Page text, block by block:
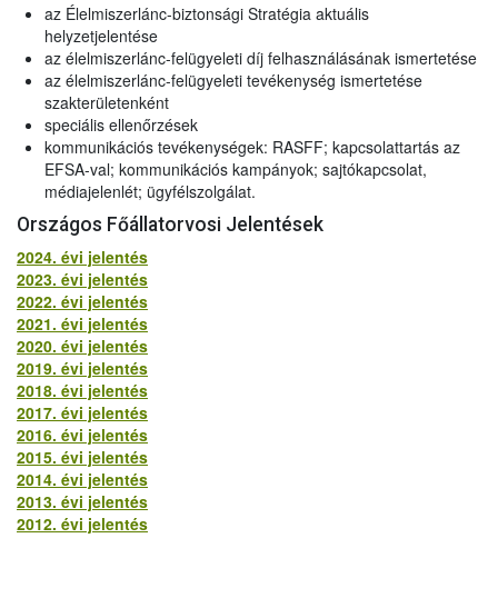
az Élelmiszerlánc-biztonsági Stratégia aktuális
helyzetjelentése
az élelmiszerlánc-felügyeleti díj felhasználásának ismertetése
az élelmiszerlánc-felügyeleti tevékenység ismertetése
szakterületenként
speciális ellenőrzések
kommunikációs tevékenységek: RASFF; kapcsolattartás az
EFSA-val; kommunikációs kampányok; sajtókapcsolat,
médiajelenlét; ügyfélszolgálat.
Országos Főállatorvosi Jelentések
2024. évi jelentés
2023. évi jelentés
2022. évi jelentés
2021. évi jelentés
2020. évi jelentés
2019. évi jelentés
2018. évi jelentés
2017. évi jelentés
2016. évi jelentés
2015. évi jelentés
2014. évi jelentés
2013. évi jelentés
2012. évi jelentés